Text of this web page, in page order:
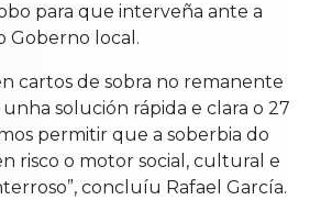
para que interveña ante a
Goberno local.
cartos de sobra no remanente
solución rápida e clara o 27
permitir que a soberbia do
risco o motor social, cultural e
concluíu Rafael García.